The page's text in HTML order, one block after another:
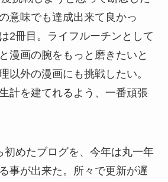
意味でも達成出来て良かっ
2冊目。ライフルーチンとして
漫画の腕をもっと磨きたいと
以外の漫画にも挑戦したい。
計を建てれるよう、一番頑張
めたブログを、今年は丸一年
事が出来た。所々で更新が遅